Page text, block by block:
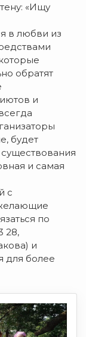
«Ищу
в любви из
обратят
и
будет
и самая
с
по
28,
и
для более